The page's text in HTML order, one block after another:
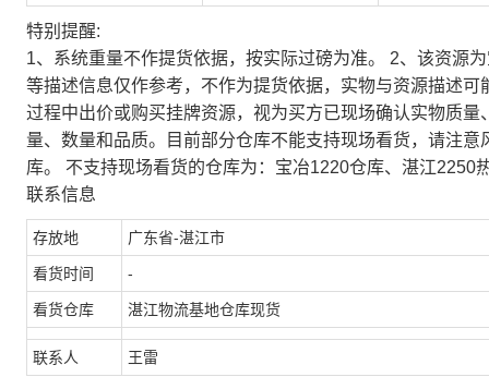
特别提醒:
1、系统重量不作提货依据，按实际过磅为准。 2、该资源
等描述信息仅作参考，不作为提货依据，实物与资源描述
过程中出价或购买挂牌资源，视为买方已现场确认实物质
量、数量和品质。目前部分仓库不能支持现场看货，请注
库。 不支持现场看货的仓库为：宝冶1220仓库、湛江2250
联系信息
存放地 广东省-湛江市
看货时间 -
看货仓库 湛江物流基地仓库现货
联系人 王雷